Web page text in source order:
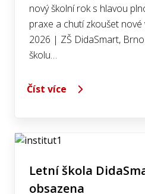
nový školní rok s hlavou
praxe a chutí zkoušet nové
2026 | ZŠ DidaSmart,
školu…
Číst více
Letní škola
obsazena